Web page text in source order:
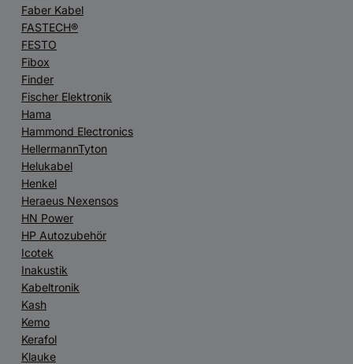
Faber Kabel
FASTECH®
FESTO
Fibox
Finder
Fischer Elektronik
Hama
Hammond Electronics
HellermannTyton
Helukabel
Henkel
Heraeus Nexensos
HN Power
HP Autozubehör
Icotek
Inakustik
Kabeltronik
Kash
Kemo
Kerafol
Klauke